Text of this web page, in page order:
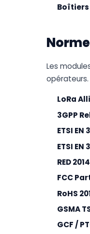
Boîtiers
Les
opérateurs.
LoRa
3GPP
ETSI EN
ETSI EN
RED
FCC
RoHS
GSMA
GCF /